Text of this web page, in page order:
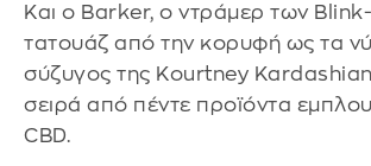
Και ο Barker, ο ντράμερ των
τατουάζ από την κορυφή ως τα
σύζυγος της Kourtney
σειρά από πέντε προϊόντα
CBD.